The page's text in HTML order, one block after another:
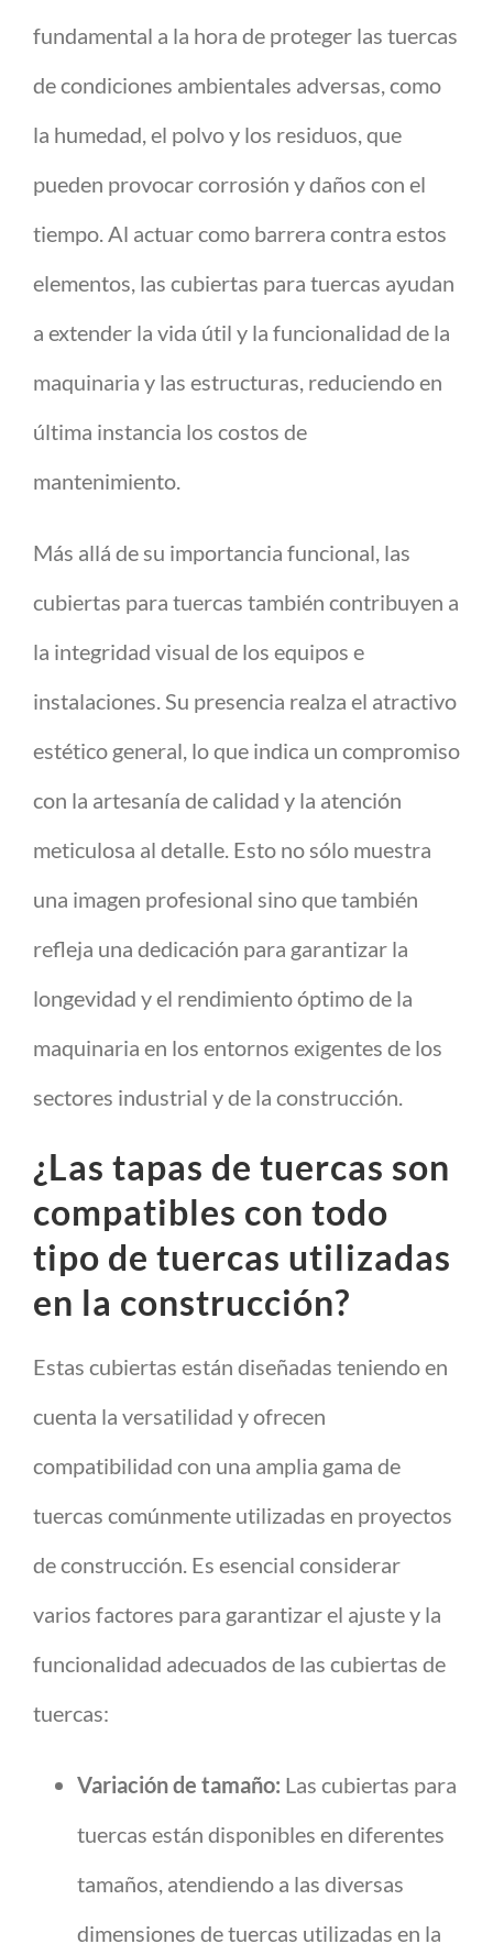
fundamental a la hora de proteger las tuercas
de condiciones ambientales adversas, como
la humedad, el polvo y los residuos, que
pueden provocar corrosión y daños con el
tiempo. Al actuar como barrera contra estos
elementos, las cubiertas para tuercas ayudan
a extender la vida útil y la funcionalidad de la
maquinaria y las estructuras, reduciendo en
última instancia los costos de
mantenimiento.
Más allá de su importancia funcional, las
cubiertas para tuercas también contribuyen a
la integridad visual de los equipos e
instalaciones. Su presencia realza el atractivo
estético general, lo que indica un compromiso
con la artesanía de calidad y la atención
meticulosa al detalle. Esto no sólo muestra
una imagen profesional sino que también
refleja una dedicación para garantizar la
longevidad y el rendimiento óptimo de la
maquinaria en los entornos exigentes de los
sectores industrial y de la construcción.
¿Las tapas de tuercas son
compatibles con todo
tipo de tuercas utilizadas
en la construcción?
Estas cubiertas están diseñadas teniendo en
cuenta la versatilidad y ofrecen
compatibilidad con una amplia gama de
tuercas comúnmente utilizadas en proyectos
de construcción. Es esencial considerar
varios factores para garantizar el ajuste y la
funcionalidad adecuados de las cubiertas de
tuercas:
Variación de tamaño: Las cubiertas para
tuercas están disponibles en diferentes
tamaños, atendiendo a las diversas
dimensiones de tuercas utilizadas en la